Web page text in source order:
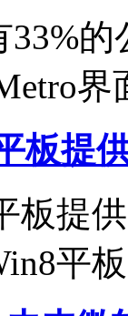
界
板提
板提
平